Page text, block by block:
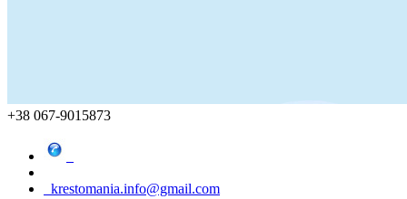
+38 067-9015873
krestomania.info@gmail.com